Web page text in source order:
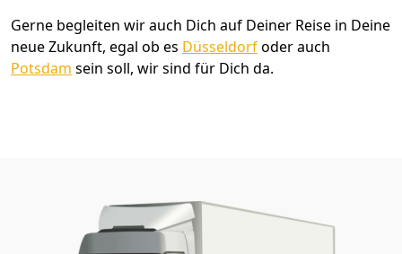
Gerne begleiten wir auch Dich auf Deiner Reise in Deine
neue Zukunft, egal ob es Düsseldorfoder auch
Potsdam sein soll, wir sind für Dich da.